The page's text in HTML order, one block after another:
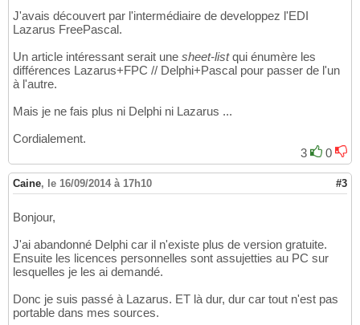
J'avais découvert par l'intermédiaire de developpez l'EDI
Lazarus FreePascal.
Un article intéressant serait une sheet-listqui énumère les
différences Lazarus+FPC // Delphi+Pascal pour passer de l'un
à l'autre.
Mais je ne fais plus ni Delphi ni Lazarus ...
Cordialement.
3
0
Caine, le 16/09/2014 à 17h10 #3
Bonjour,
J'ai abandonné Delphi car il n'existe plus de version gratuite.
Ensuite les licences personnelles sont assujetties au PC sur
lesquelles je les ai demandé.
Donc je suis passé à Lazarus. ET là dur, dur car tout n'est pas
portable dans mes sources.